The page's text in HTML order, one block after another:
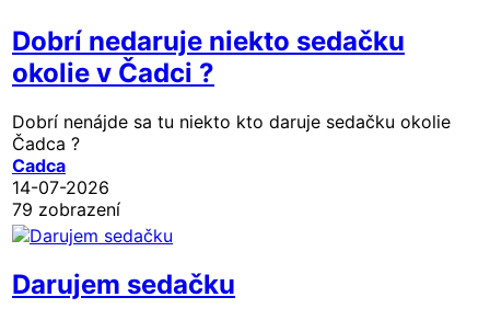
Dobrí nedaruje niekto sedačku
okolie v Čadci ?
Dobrí nenájde sa tu niekto kto daruje sedačku okolie
Čadca ?
Cadca
14-07-2026
79 zobrazení
Darujem sedačku